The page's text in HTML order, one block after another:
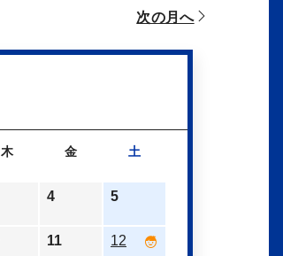
次の月へ
木 金 土
4 5
11 12